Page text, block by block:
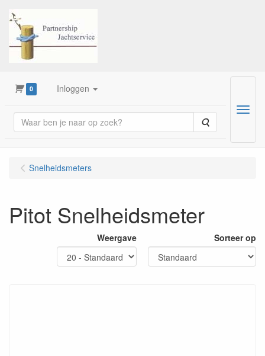
0 Inloggen
Zoeken
Menu
Snelheidsmeters
Pitot Snelheidsmeter
Weergave Sorteer op